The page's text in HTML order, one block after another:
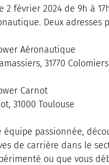
2 février 2024 de 9h à
Deux
Aéronautique
31770 Colomiers
Carnot
31000 Toulouse
équipe passionnée,
de carrière dans le
ou que vous